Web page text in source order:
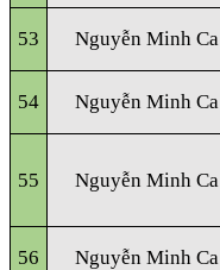
53 Nguyễn Minh Ca
54 Nguyễn Minh Ca
55 Nguyễn Minh Ca
56 Nguyễn Minh Ca